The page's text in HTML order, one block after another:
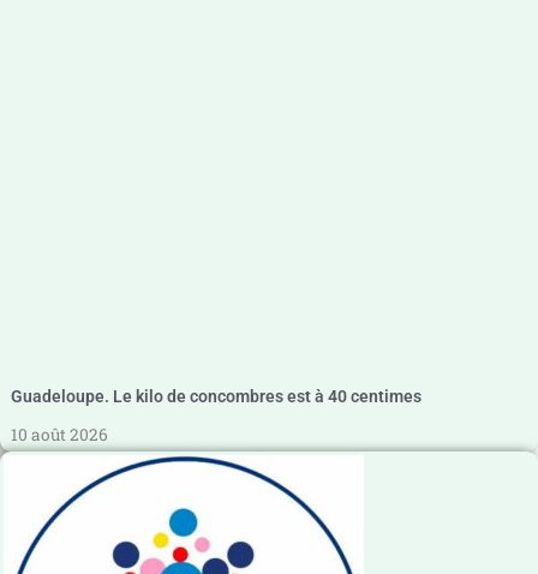
Guadeloupe. Le kilo de concombres est à 40 centimes
10 août 2026